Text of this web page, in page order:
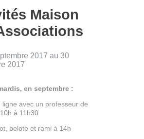
Maison
2017 au 30
2017
en septembre :
ligne avec un professeur de
à 11h30
belote et rami à 14h